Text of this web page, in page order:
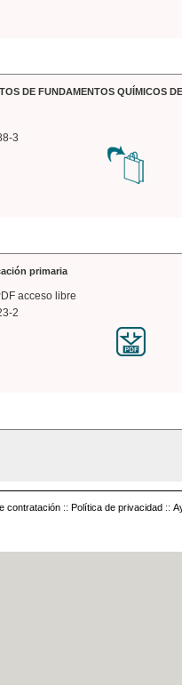
DE FUNDAMENTOS QUÍMICOS
3
primaria
acceso libre
2
contratación :: Política de privacidad ::